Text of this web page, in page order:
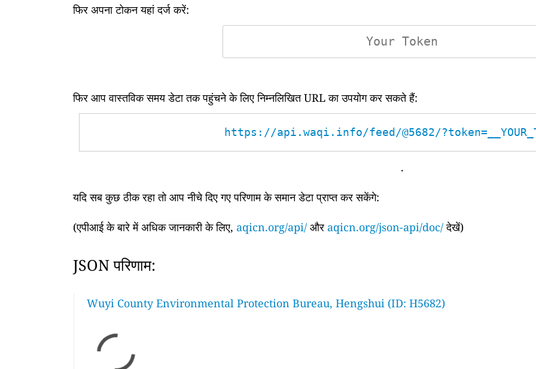
फिर अपना टोकन यहां दर्ज करें:
फिर आप वास्तविक समय डेटा तक पहुंचने के लिए निम्नलिखित URL का उपयोग कर सकते हैं:
https://api.waqi.info/feed/@5682/
.
यदि सब कुछ ठीक रहा तो आप नीचे दिए गए परिणाम के समान डेटा प्राप्त कर सकेंगे:
(एपीआई के बारे में अधिक जानकारी के लिए, aqicn.org/api/ और aqicn.org/json-api/doc/देखें)
JSON परिणाम:
Wuyi County Environmental Protection Bureau, Hengshui (ID: H5682)